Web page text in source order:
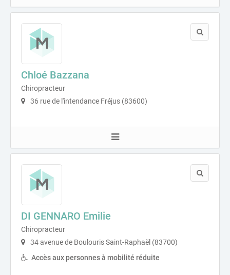
Chloé Bazzana
Chiropracteur
36 rue de l'intendance Fréjus (83600)
DI GENNARO Emilie
Chiropracteur
34 avenue de Boulouris Saint-Raphaël (83700)
Accès aux personnes à mobilité réduite